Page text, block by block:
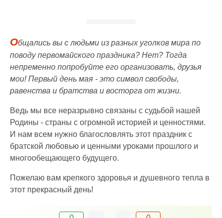
Общались вы с людьми из разных уголков мира по
поводу первомайского праздника? Нет? Тогда
непременно попробуйте его организовать, друзья
мои! Первый день мая - это символ свободы,
равенства и братства и восторга от жизни.
Ведь мы все неразрывно связаны с судьбой нашей
Родины - страны с огромной историей и ценностями.
И нам всем нужно благословлять этот праздник с
братской любовью и ценными уроками прошлого и
многообещающего будущего.
Пожелаю вам крепкого здоровья и душевного тепла в
этот прекрасный день!